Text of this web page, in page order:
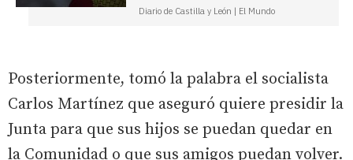
Diario de Castilla y León | El Mundo
Posteriormente, tomó la palabra el socialista
Carlos Martínez que aseguró quiere presidir la
Junta para que sus hijos se puedan quedar en
la Comunidad o que sus amigos puedan volver.